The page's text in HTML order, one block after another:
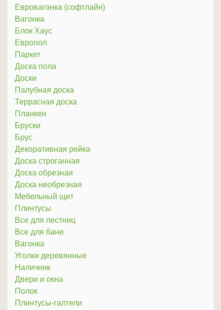
Евровагонка (софтлайн)
Вагонка
Блок Хаус
Европол
Паркет
Доска пола
Доски
Палубная доска
Террасная доска
Планкен
Бруски
Брус
Декоративная рейка
Доска строганная
Доска обрезная
Доска необрезная
Мебельный щит
Плинтусы
Все для лестниц
Все для бани
Вагонка
Уголки деревянные
Наличник
Двери и окна
Полок
Плинтусы-галтели